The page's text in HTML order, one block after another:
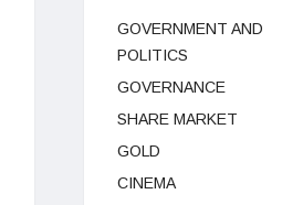
GOVERNMENT AND
POLITICS
GOVERNANCE
SHARE MARKET
GOLD
CINEMA